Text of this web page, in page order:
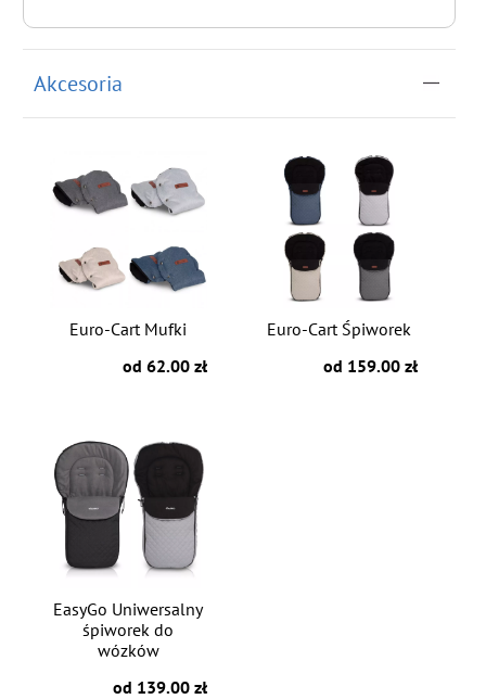
Akcesoria
Euro-Cart Mufki
od 62.00 zł
Euro-Cart Śpiworek
od 159.00 zł
EasyGo Uniwersalny
śpiworek do
wózków
od 139.00 zł